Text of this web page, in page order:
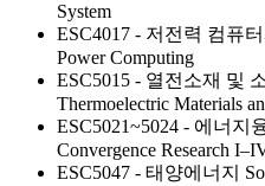
System
ESC4017 - 저전력 컴퓨
Power Computing
ESC5015 - 열전소재 및
Thermoelectric Materials
ESC5021~5024 - 에너지
Convergence Research
ESC5047 - 태양에너지